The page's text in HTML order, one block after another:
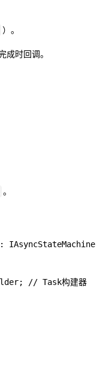
）。
时回调。
。
IAsyncStateMachine
// Task构建器